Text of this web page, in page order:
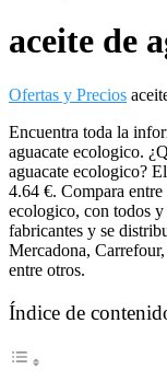
aceite de
Ofertas y Precios
Encuentra toda la
aguacate ecologico.
aguacate ecologico?
4.64 €. Compara
ecologico, con todos y
fabricantes y se
Mercadona,
entre otros.
Índice de